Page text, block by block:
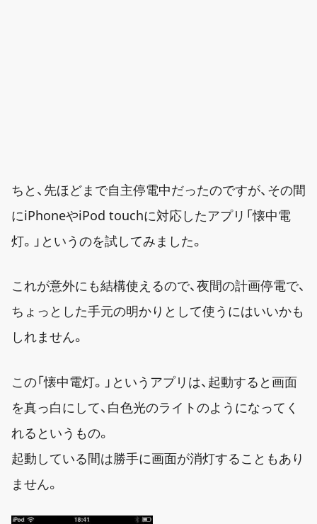
ちと、先ほどまで自主停電中だったのですが、その間
にiPhoneやiPod touchに対応したアプリ「懐中電
灯。」というのを試してみました。
これが意外にも結構使えるので、夜間の計画停電で、
ちょっとした手元の明かりとして使うにはいいかも
しれません。
この「懐中電灯。」というアプリは、起動すると画面
を真っ白にして、白色光のライトのようになってく
れるというもの。
起動している間は勝手に画面が消灯することもあり
ません。